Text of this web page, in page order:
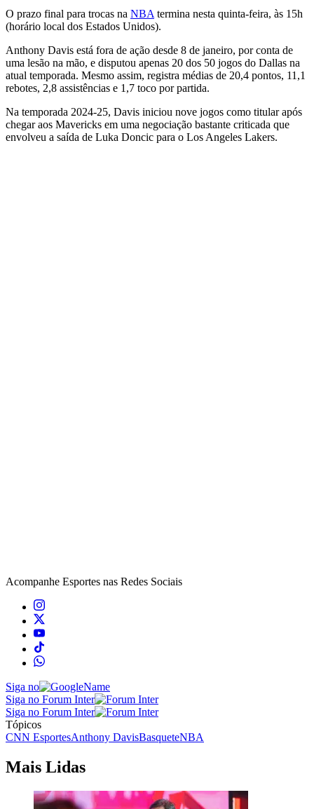
O prazo final para trocas na NBA termina nesta quinta-feira, às 15h
(horário local dos Estados Unidos).
Anthony Davis está fora de ação desde 8 de janeiro, por conta de
uma lesão na mão, e disputou apenas 20 dos 50 jogos do Dallas na
atual temporada. Mesmo assim, registra médias de 20,4 pontos, 11,1
rebotes, 2,8 assistências e 1,7 toco por partida.
Na temporada 2024-25, Davis iniciou nove jogos como titular após
chegar aos Mavericks em uma negociação bastante criticada que
envolveu a saída de Luka Doncic para o Los Angeles Lakers.
Acompanhe Esportes nas Redes Sociais
Siga no
Siga no Forum Inter
Siga no Forum Inter
Tópicos
CNN EsportesAnthony DavisBasqueteNBA
Mais Lidas